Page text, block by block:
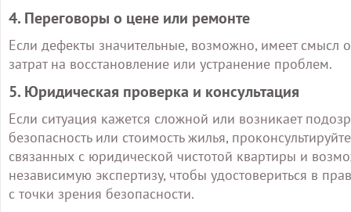
4. Переговоры о цене или ремонте
Если дефекты значительные, возможно, имеет смысл
затрат на восстановление или устранение проблем.
5. Юридическая проверка и консультация
Если ситуация кажется сложной или возникает
безопасность или стоимость жилья,
связанных с юридической чистотой квартиры и
независимую экспертизу, чтобы удостовериться в
с точки зрения безопасности.